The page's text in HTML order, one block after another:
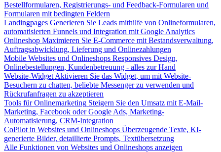
Bestellformularen, Registrierungs- und Feedback-Formularen und
Formularen mit bedingten Feldern
Landingpages Generieren Sie Leads mithilfe von Onlineformularen,
automatisierten Funnels und Integration mit Google Analytics
Onlineshop Maximieren Sie E-Commerce mit Bestandsverwaltung,
Auftragsabwicklung, Lieferung und Onlinezahlungen
Mobile Websites und Onlineshops Responsives Design,
Onlinebestellungen, Kundenbetreuung - alles zur Hand
Website-Widget Aktivieren Sie das Widget, um mit Website-
Besuchern zu chatten, beliebte Messenger zu verwenden und
Rückrufanfragen zu akzeptieren
Tools für Onlinemarketing Steigern Sie den Umsatz mit E-Mail-
Marketing, Facebook oder Google Ads, Marketing-
Automatisierung, CRM-Integration
CoPilot in Websites und Onlineshops Überzeugende Texte, KI-
generierte Bilder, detaillierte Prompts, Textübersetzung
Alle Funktionen von Websites und Onlineshops anzeigen